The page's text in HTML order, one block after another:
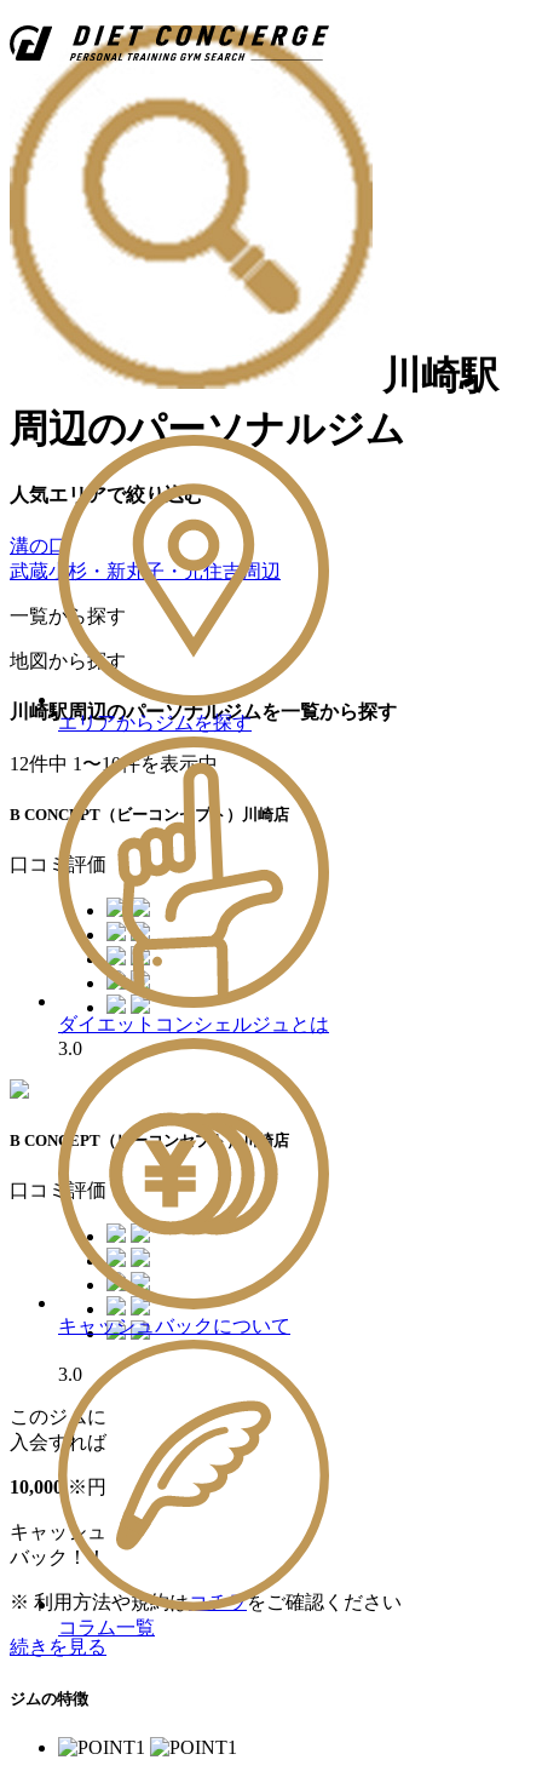
エリアからジムを探す
ダイエットコンシェルジュとは
キャッシュバックについて
コラム一覧
川崎駅
周辺のパーソナルジム
人気エリアで絞り込む
溝の口
武蔵小杉・新丸子・元住吉周辺
一覧から探す
地図から探す
川崎駅周辺のパーソナルジムを一覧から探す
12件中 1〜10件を表示中
B CONCEPT（ビーコンセプト）川崎店
口コミ評価
3.0
B CONCEPT（ビーコンセプト）川崎店
口コミ評価
3.0
このジムに
入会すれば
10,000※ 円
キャッシュ
バック！！
※ 利用方法や規約はコチラをご確認ください
続きを見る
ジムの特徴